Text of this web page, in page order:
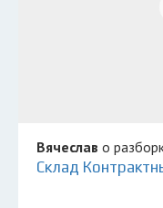
Вячеслав о
Склад